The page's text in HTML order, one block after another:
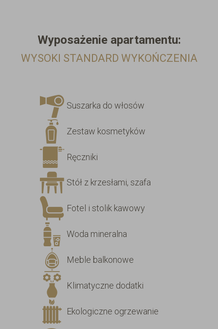
Wyposażenie apartamentu:
WYSOKI STANDARD WYKOŃCZENIA
Suszarka do włosów
Zestaw kosmetyków
Ręczniki
Stół z krzesłami, szafa
Fotel i stolik kawowy
Woda mineralna
Meble balkonowe
Klimatyczne dodatki
Ekologiczne ogrzewanie